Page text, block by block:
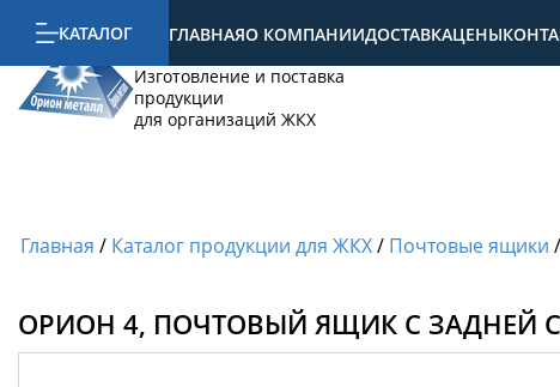
Орион металл
Изготовление и поставка
продукции
для организаций ЖКХ
КАТАЛОГ ГЛАВНАЯО КОМПАНИИДОСТАВКАЦЕНЫ
Главная / Каталог продукции для ЖКХ/ Почтовые ящики /
ОРИОН 4, ПОЧТОВЫЙ ЯЩИК С ЗАДНЕЙ